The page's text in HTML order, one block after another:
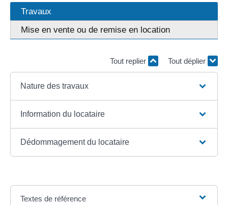
Travaux
Mise en vente ou de remise en location
Tout replier Tout déplier
Nature des travaux
Information du locataire
Dédommagement du locataire
Textes de référence